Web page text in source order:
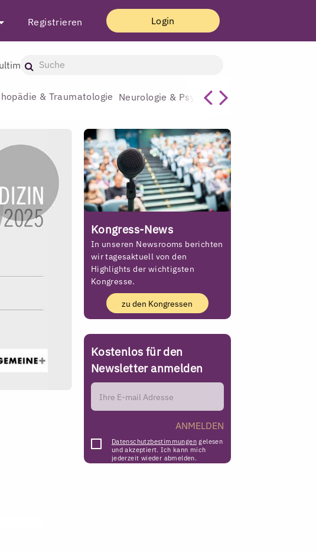
Registrieren Login
& Traumatologie Neurologie & Psychiatrie
Kongress-News
In unseren Newsrooms berichten
wir tagesaktuell von den
Highlights der wichtigsten
Kongresse.
zu den Kongressen
Kostenlos für den
Newsletter anmelden
ANMELDEN
Datenschutzbestimmungen gelesen
und akzeptiert. Ich kann mich
jederzeit wieder abmelden.